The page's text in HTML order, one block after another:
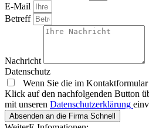
E-Mail
Betreff
Nachricht
Datenschutz
Wenn Sie die im
Klick auf den nachfolgenden Button
mit unseren Datenschutzerklärung
Absenden an die Firma Schnell